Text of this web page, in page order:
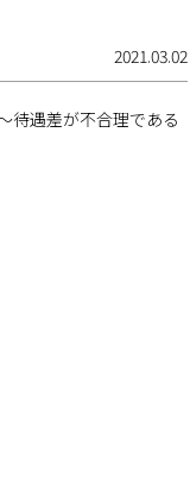
2021.03.02
待遇差が不合理である